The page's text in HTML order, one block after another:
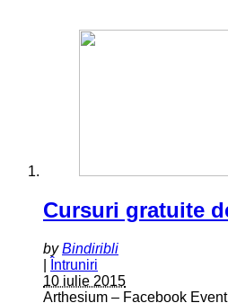
Cursuri gratuite
byBindiribli
Întruniri
10 iulie 2015
Arthesium – Facebook